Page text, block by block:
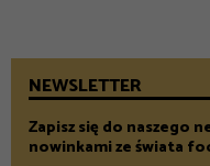
NEWSLETTER
Zapisz się do naszego
nowinkami ze świata